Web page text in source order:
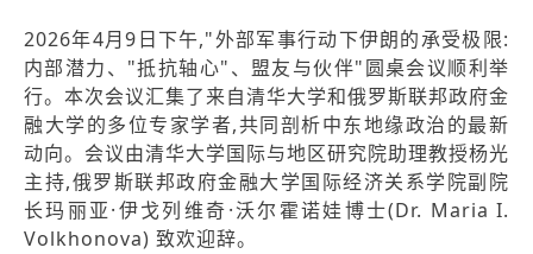
2026年4月9日下午,"外部军事行动下伊朗的承受极限:
内部潜力、"抵抗轴心"、盟友与伙伴"圆桌会议顺利举
行。本次会议汇集了来自清华大学和俄罗斯联邦政府金
融大学的多位专家学者,共同剖析中东地缘政治的最新
动向。会议由清华大学国际与地区研究院助理教授杨光
主持,俄罗斯联邦政府金融大学国际经济关系学院副院
长玛丽亚·伊戈列维奇·沃尔霍诺娃博士(Dr. Maria I.
Volkhonova) 致欢迎辞。